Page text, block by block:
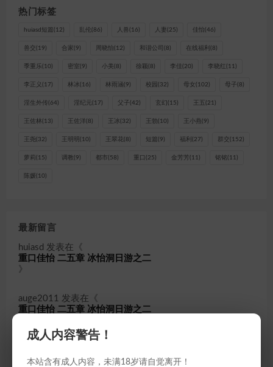
成人内容警告！
本站含有成人内容，未满18岁请自觉离开！
热门标签
huiasd短篇 (12) 乱伦(86) 人兽 (16) 人妻(25) 佳怡(46)
兽交(19) 合家(9) 周晓怡(12) 和谐公司 (8) 在线福利 (8)
季重乐(10) 密室(9) 小美(8) 徐颖(8) 李佳(20) 李晓红(11)
李正义 (17) 林冰(16) 林雨涵(9) 校园 (32) 母女(102) 母子(8)
淫生外传 (64) 淫纪元(17) 父子(42) 玄幻 (15) 王五 (21)
王佐林(13) 王佐洋(8) 王冰(32) 王勃(10) 王小燕(9)
王尧(32) 王明明 (10) 王翠花(8) 短篇 (9) 福利 (27) 群交(152)
萝莉 (15) 调教(9) 都市(58) 重口 (25) 金芳芳(11) 铭铭(11)
陈媛(10)
最新留言
huiasd 发表在《
重口佳怡 二五章 冰怡洞日游之二
》
auge2011 发表在《
重口佳怡 二五章 冰怡洞日游之二
重口佳怡 二五章 冰怡洞日游之二